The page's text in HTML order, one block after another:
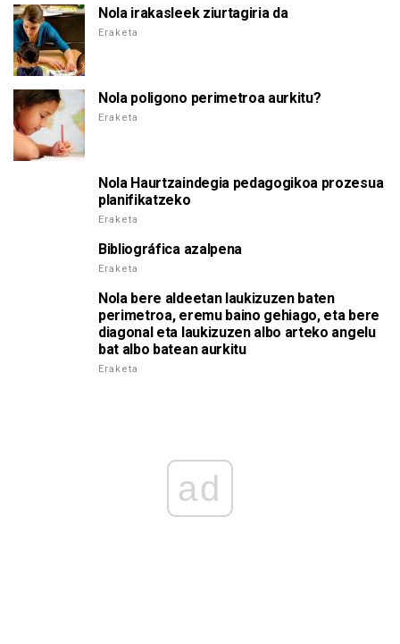
Nola irakasleek ziurtagiria da
Eraketa
Nola poligono perimetroa aurkitu?
Eraketa
Nola Haurtzaindegia pedagogikoa prozesua
planifikatzeko
Eraketa
Bibliográfica azalpena
Eraketa
Nola bere aldeetan laukizuzen baten
perimetroa, eremu baino gehiago, eta bere
diagonal eta laukizuzen albo arteko angelu
bat albo batean aurkitu
Eraketa
ad